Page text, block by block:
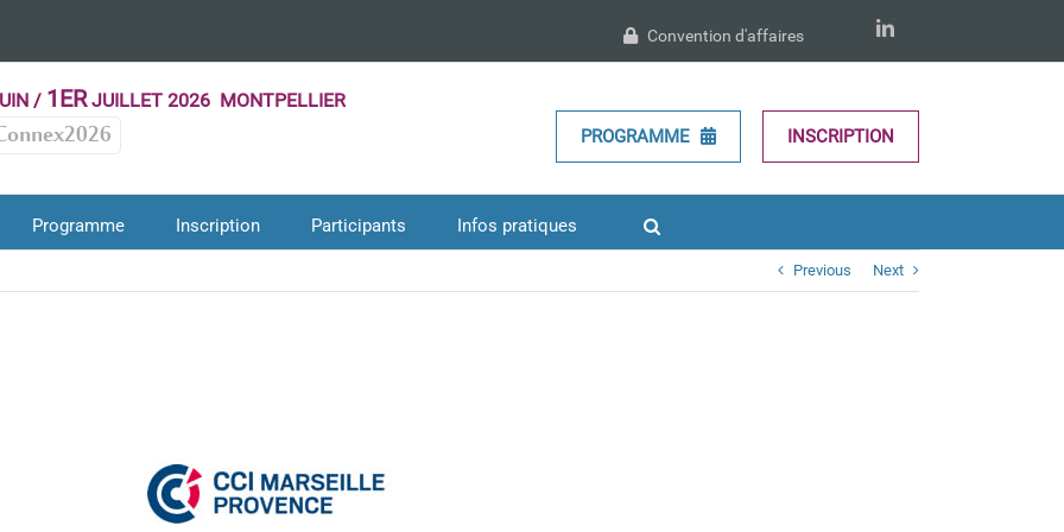
LinkedIn
Convention d'affaires
/ 1ERJUILLET 2026 MONTPELLIER
PROGRAMME INSCRIPTION
Programme Inscription Participants Infos pratiques
Previous Next